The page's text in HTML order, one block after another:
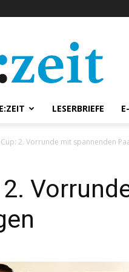
LESERBRIEFE
Cup: 2. Vorrunde mit spannenden
2.